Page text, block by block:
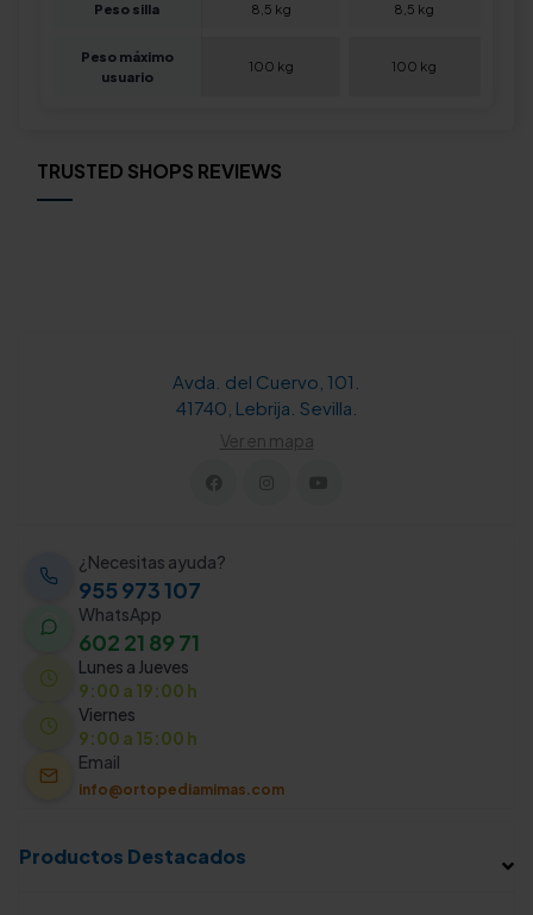
Peso silla 8,5 kg 8,5 kg
Peso máximo
usuario
100 kg 100 kg
TRUSTED SHOPS REVIEWS
Avda. del Cuervo, 101.
41740, Lebrija. Sevilla.
Ver en mapa
¿Necesitas ayuda?
955 973 107
WhatsApp
602 21 89 71
Lunes a Jueves
9:00 a 19:00 h
Viernes
9:00 a 15:00 h
Email
info@ortopediamimas.com
Productos Destacados